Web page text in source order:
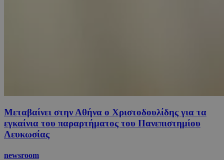
Μεταβαίνει στην Αθήνα ο Χριστοδουλίδης για τα
εγκαίνια του παραρτήματος του Πανεπιστημίου
Λευκωσίας
newsroom